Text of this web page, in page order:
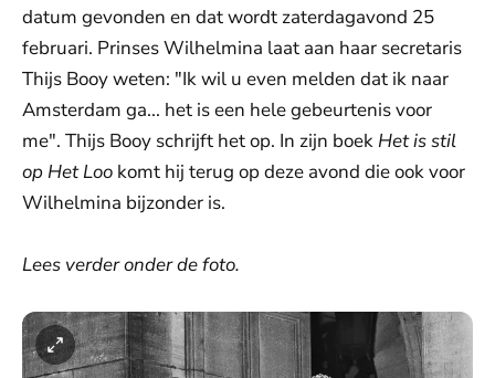
datum gevonden en dat wordt zaterdagavond 25
februari. Prinses Wilhelmina laat aan haar secretaris
Thijs Booy weten: "Ik wil u even melden dat ik naar
Amsterdam ga... het is een hele gebeurtenis voor
me". Thijs Booy schrijft het op. In zijn boek Het is stil
op Het Loo komt hij terug op deze avond die ook voor
Wilhelmina bijzonder is.
Lees verder onder de foto.